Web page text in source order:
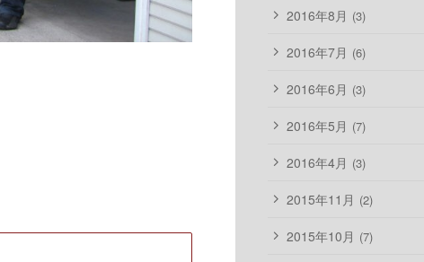
2016年8月 (3)
2016年7月 (6)
2016年6月 (3)
2016年5月 (7)
2016年4月 (3)
2015年11月 (2)
2015年10月 (7)